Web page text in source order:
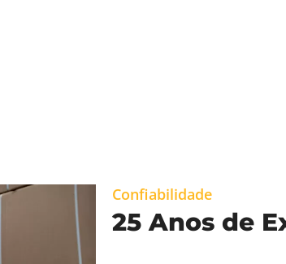
Confiabilidade
25 Anos de